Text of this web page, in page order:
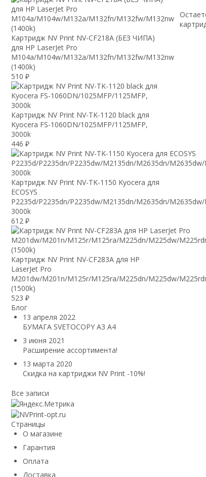
Картридж NV Print NV-CF218A (БЕЗ ЧИПА)
для HP LaserJet Pro
M104a/M104w/M132a/M132fn/M132fw/M132nw
(1400k)
510 ₽
Картридж NV Print NV-TK-1120 black для
Kyocera FS-1060DN/1025MFP/1125MFP,
3000k
446 ₽
Картридж NV Print NV-TK-1150 Kyocera для
ECOSYS
P2235d/P2235dn/P2235dw/M2135dn/M2635dn/
3000k
612 ₽
Картридж NV Print NV-CF283A для HP
LaserJet Pro
M201dw/M201n/M125r/M125ra/M225dn/M225dw/
(1500k)
523 ₽
Блог
13 апреля 2022
БУМАГА SVETOCOPY A3 A4
3 июня 2021
Расширение ассортимента!
13 марта 2020
Скидка на картриджи NV Print -10%!
Все записи
Страницы
О магазине
Гарантия
Оплата
Доставка